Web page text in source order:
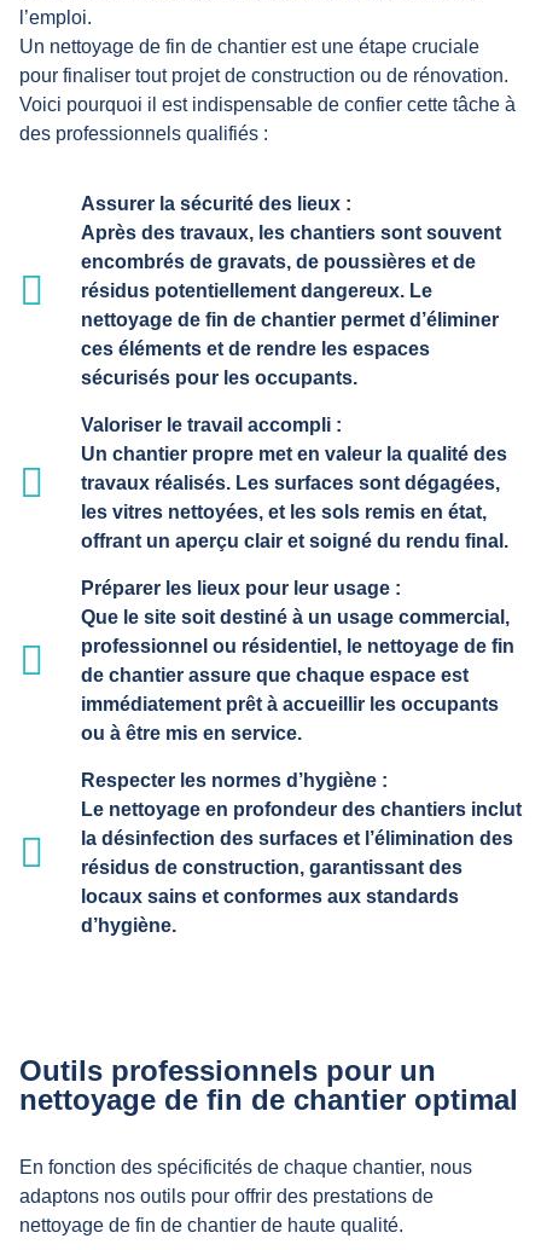
l’emploi.
Un nettoyage de fin de chantier est une étape cruciale
pour finaliser tout projet de construction ou de rénovation.
Voici pourquoi il est indispensable de confier cette tâche à
des professionnels qualifiés :
Assurer la sécurité des lieux :
Après des travaux, les chantiers sont souvent
encombrés de gravats, de poussières et de
résidus potentiellement dangereux. Le
nettoyage de fin de chantier permet d’éliminer
ces éléments et de rendre les espaces
sécurisés pour les occupants.
Valoriser le travail accompli :
Un chantier propre met en valeur la qualité des
travaux réalisés. Les surfaces sont dégagées,
les vitres nettoyées, et les sols remis en état,
offrant un aperçu clair et soigné du rendu final.
Préparer les lieux pour leur usage :
Que le site soit destiné à un usage commercial,
professionnel ou résidentiel, le nettoyage de fin
de chantier assure que chaque espace est
immédiatement prêt à accueillir les occupants
ou à être mis en service.
Respecter les normes d’hygiène :
Le nettoyage en profondeur des chantiers inclut
la désinfection des surfaces et l’élimination des
résidus de construction, garantissant des
locaux sains et conformes aux standards
d’hygiène.
Outils professionnels pour un
nettoyage de fin de chantier optimal
En fonction des spécificités de chaque chantier, nous
adaptons nos outils pour offrir des prestations de
nettoyage de fin de chantier de haute qualité.